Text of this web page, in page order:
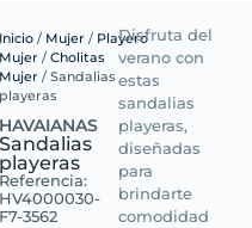
Inicio / Mujer / Playero
Mujer /Cholitas
Mujer / Sandalias
playeras
HAVAIANAS
Sandalias
playeras
Referencia:
HV4000030-
F7-3562
Disfruta del
verano con
estas
sandalias
playeras,
diseñadas
para
brindarte
comodidad